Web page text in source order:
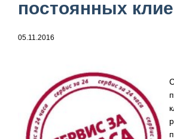
постоянных
05.11.2016